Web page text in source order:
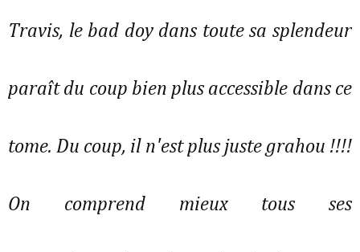
Travis, le bad doy dans toute sa splendeur
paraît du coup bien plus accessible dans ce
tome. Du coup, il n'est plus juste grahou !!!!
On comprend mieux tous ses